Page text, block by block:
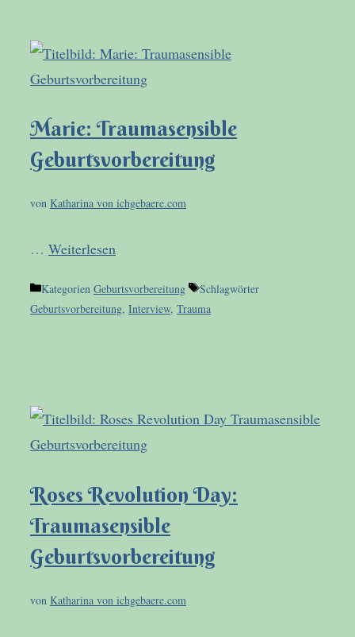
Marie: Traumasensible
Geburtsvorbereitung
von Katharina von ichgebaere.com
… Weiterlesen
Kategorien Geburtsvorbereitung
Schlagwörter
Geburtsvorbereitung, Interview, Trauma
Roses Revolution Day:
Traumasensible
Geburtsvorbereitung
von Katharina von ichgebaere.com